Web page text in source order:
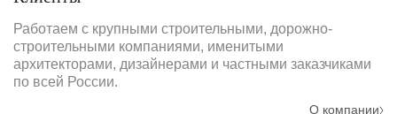
Работаем с крупными строительными, дорожно-
строительными компаниями, именитыми
архитекторами, дизайнерами и частными заказчиками
по всей России.
О компании